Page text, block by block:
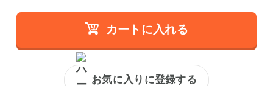
カートに入れる
お気に入りに登録する